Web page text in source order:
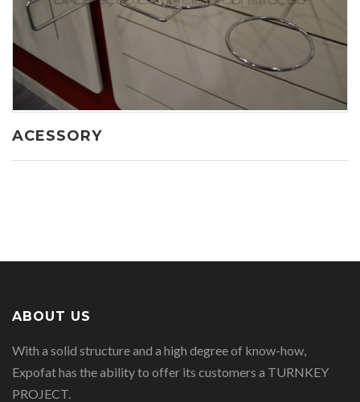
ACESSORY
ABOUT US
With a solid structure and a high degree of know-how,
Expofat has the ability to offer its customers a TURNKEY
PROJECT.